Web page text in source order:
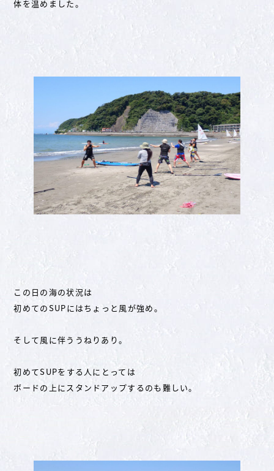
体を温めました。
この日の海の状況は
初めてのSUPにはちょっと風が強め。
そして風に伴ううねりあり。
初めてSUPをする人にとっては
ボードの上にスタンドアップするのも難しい。